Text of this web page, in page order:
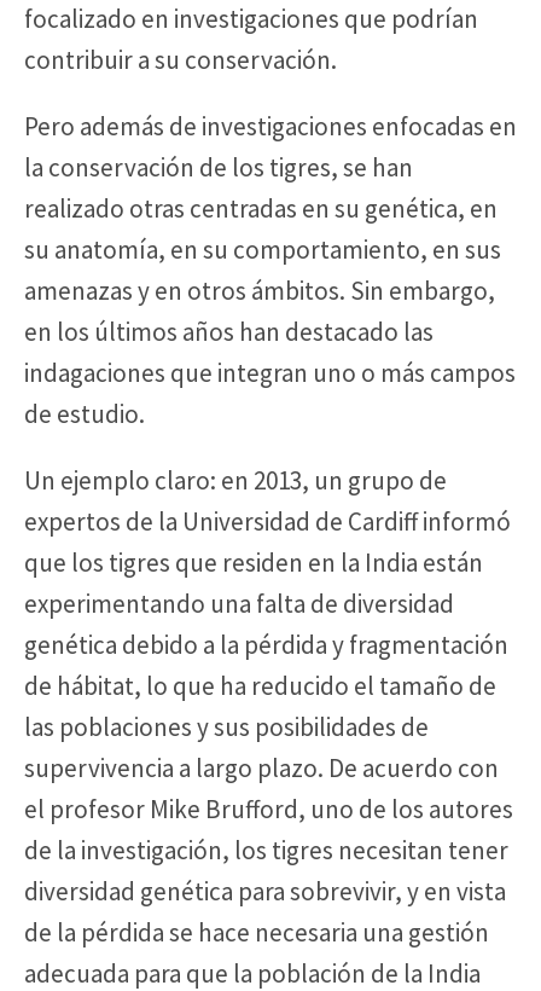
focalizado en investigaciones que podrían
contribuir a su conservación.
Pero además de investigaciones enfocadas en
la conservación de los tigres, se han
realizado otras centradas en su genética, en
su anatomía, en su comportamiento, en sus
amenazas y en otros ámbitos. Sin embargo,
en los últimos años han destacado las
indagaciones que integran uno o más campos
de estudio.
Un ejemplo claro: en 2013, un grupo de
expertos de la Universidad de Cardiff informó
que los tigres que residen en la India están
experimentando una falta de diversidad
genética debido a la pérdida y fragmentación
de hábitat, lo que ha reducido el tamaño de
las poblaciones y sus posibilidades de
supervivencia a largo plazo. De acuerdo con
el profesor Mike Brufford, uno de los autores
de la investigación, los tigres necesitan tener
diversidad genética para sobrevivir, y en vista
de la pérdida se hace necesaria una gestión
adecuada para que la población de la India